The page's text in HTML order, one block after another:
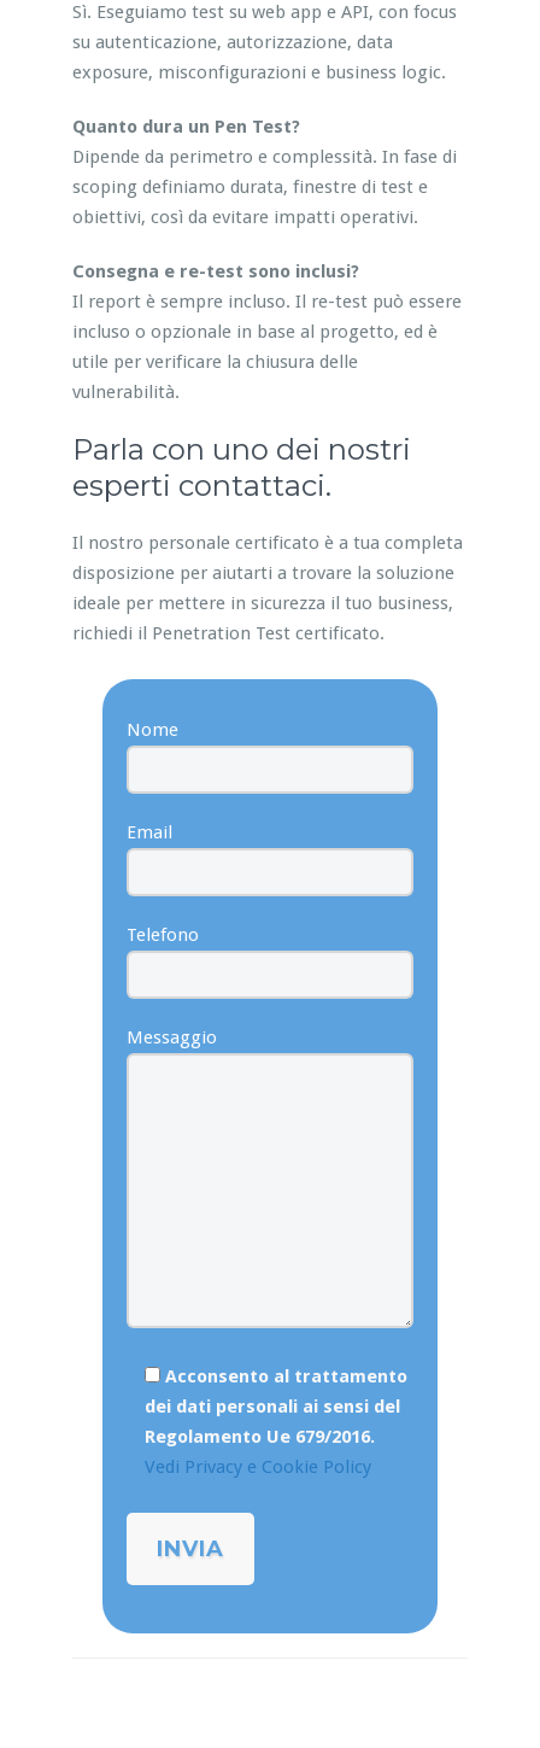
Sì. Eseguiamo test su web app e API, con focus
su autenticazione, autorizzazione, data
exposure, misconfigurazioni e business logic.
Quanto dura un Pen Test?
Dipende da perimetro e complessità. In fase di
scoping definiamo durata, finestre di test e
obiettivi, così da evitare impatti operativi.
Consegna e re-test sono inclusi?
Il report è sempre incluso. Il re-test può essere
incluso o opzionale in base al progetto, ed è
utile per verificare la chiusura delle
vulnerabilità.
Parla con uno dei nostri
esperti contattaci.
Il nostro personale certificato è a tua completa
disposizione per aiutarti a trovare la soluzione
ideale per mettere in sicurezza il tuo business,
richiedi il Penetration Test certificato.
Nome
Email
Telefono
Messaggio
Acconsento al trattamento
dei dati personali ai sensi del
Regolamento Ue 679/2016.
Vedi Privacy e Cookie Policy